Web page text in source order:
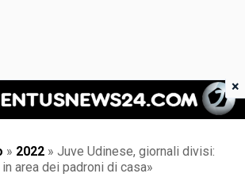
Juventus News 24
» 2022 » Juve Udinese, giornali divisi:
area dei padroni di casa»
×